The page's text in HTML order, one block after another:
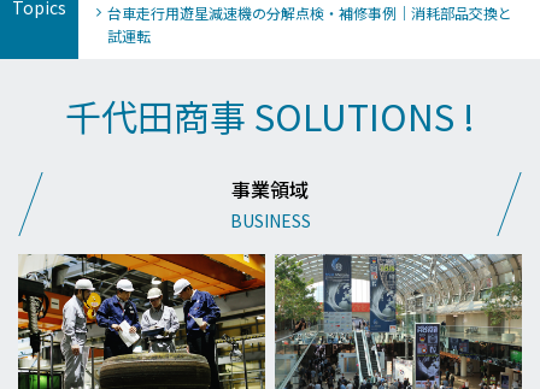
Topics
台車走行用遊星減速機の分解点検・補修事例｜消耗部品交換と
試運転
千代田商事 SOLUTIONS !
事業領域
BUSINESS